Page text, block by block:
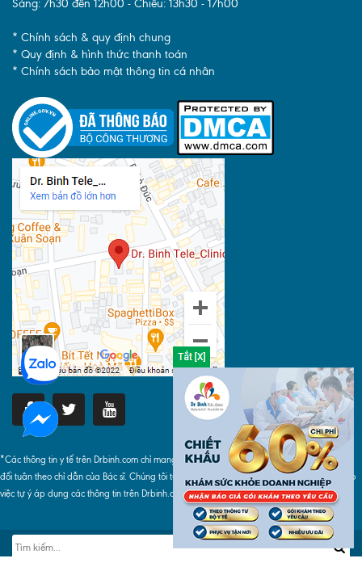
Sáng: 7h30 đến 12h00 - Chiều: 13h30 - 17h00
* Chính sách & quy định chung
* Quy định & hình thức thanh toán
* Chính sách bảo mật thông tin cá nhân
*Các thông tin y tế trên Drbinh.com chỉ mang tính chất tham khảo, khi áp dụng phải tuyệt
đối tuân theo chỉ dẫn của Bác sĩ. Chúng tôi tuyệt đối không chịu bất cứ trách nhiệm nào do
việc tự ý áp dụng các thông tin trên Drbinh.com gây ra.